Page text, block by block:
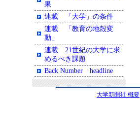
果
連載 「大学」の条件
連載 「教育の地殻変
動」
連載 21世紀の大学に求
めるべき課題
Back Number headline
大学新聞社 概要